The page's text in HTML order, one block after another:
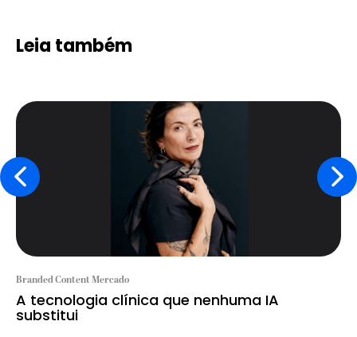
Leia também
Branded Content Mercado
A tecnologia clínica que nenhuma IA
substitui